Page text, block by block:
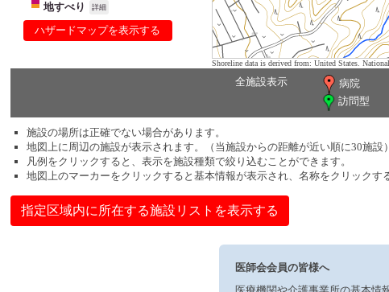
地すべり 詳細
ハザードマップを表示する
Shoreline data is derived from: United States.
全施設表示 病院
訪問型
施設の場所は正確でない場合があります。
地図上に周辺の施設が表示されます。（当施設からの距離が近い順に30施設）
凡例をクリックすると、表示を施設種類で絞り込むことができます。
地図上のマーカーをクリックすると基本情報が表示され、名称をクリックす
指定区域内に所在する施設リストを表示する
医師会会員の皆様へ